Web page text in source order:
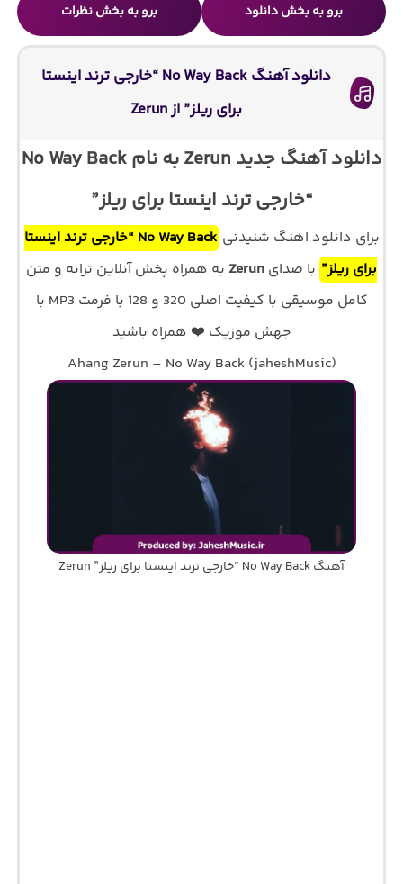
برو به بخش دانلود برو به بخش نظرات
دانلود آهنگ No Way Back “خارجی ترند اینستا
برای ریلز” از Zerun
دانلود آهنگ جدید Zerun به نام No Way Back
“خارجی ترند اینستا برای ریلز”
برای دانلود اهنگ شنیدنی
No Way Back “خارجی ترند اینستا
برای ریلز” با صدای Zerun به همراه پخش آنلاین ترانه و متن
کامل موسیقی با کیفیت اصلی 320 و 128 با فرمت MP3 با
جهش موزیک ❤️ همراه باشید
Ahang Zerun – No Way Back (jaheshMusic)
آهنگ No Way Back “خارجی ترند اینستا برای ریلز” Zerun